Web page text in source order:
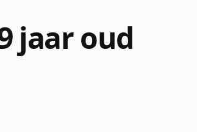
jaar oud